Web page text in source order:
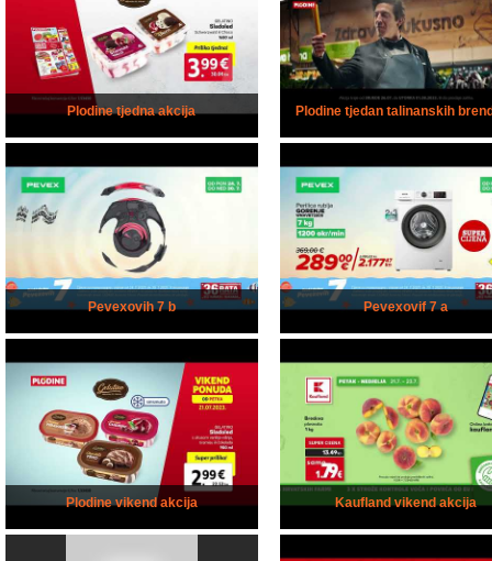
Plodine tjedna akcija Plodine tjedan talinanskih
Pevexovih 7 b Pevexovif 7 a
Plodine vikend akcija Kaufland vikend akcija